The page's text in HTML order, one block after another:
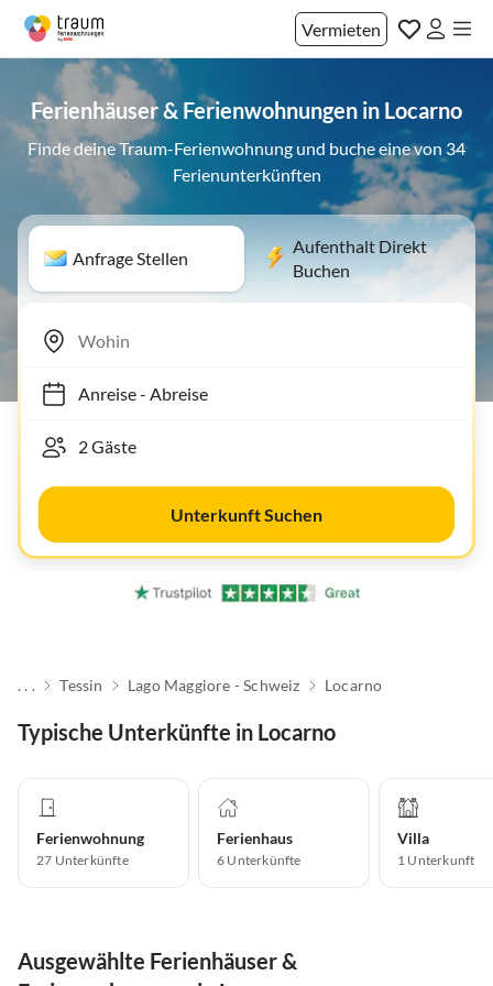
Vermieten
Ferienhäuser & Ferienwohnungen in Locarno
Finde deine Traum-Ferienwohnung und buche eine von 34
Ferienunterkünften
Anfrage Stellen
Aufenthalt Direkt
Buchen
Anreise- Abreise
Unterkunft Suchen
. . . Tessin Lago Maggiore - Schweiz Locarno
Typische Unterkünfte in Locarno
Ferienwohnung
27 Unterkünfte
Ferienhaus
6 Unterkünfte
Villa
1 Unterkunft
Ausgewählte Ferienhäuser &